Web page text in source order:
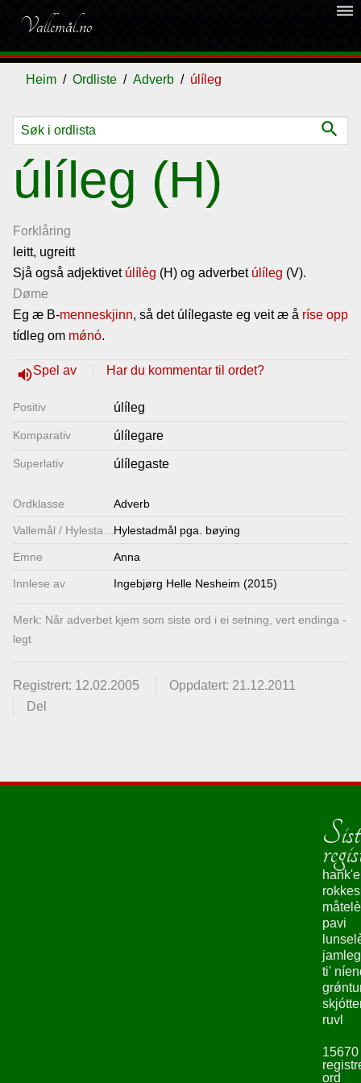
Vallemål.no
dehaze
Heim Ordliste Adverb úlíleg
search
úlíleg (H)
Forklåring
leitt, ugreitt
Sjå også adjektivet úlílèg (H) og adverbet úlíleg (V).
Døme
Eg æ B-menneskjinn, så det úlílegaste eg veit æ å ríse opp
tídleg om mǿnó.
volume_upSpel av Har du kommentar til ordet?
Positiv úlíleg
Komparativ úlílegare
Superlativ úlílegaste
Ordklasse Adverb
Hylestadmål pga. bøying
Emne Anna
Innlese av Ingebjørg Helle Nesheim (2015)
Merk: Når adverbet kjem som siste ord i ei setning, vert endinga -
legt
Registrert: 12.02.2005
Oppdatert: 21.12.2011
Del
Ordliste
Om
vallemålet
Gjestebok
Nyhende
Lenkjer
Kontakt
oss
hank'e
pavi
ti'
ruvl
15670
ord